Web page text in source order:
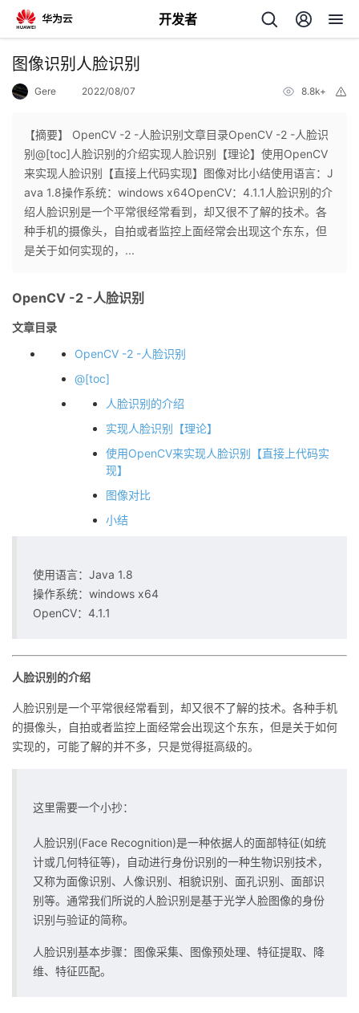
开发者
返
个
人
页
我
开
发
坛
圈
子
的
直
播
我
的
活
我
的
注
我
的
开
的
我
的
我
我
技
的
图像识别人脸识别
Gere 2022/08/07 8.8k+
【摘要】 OpenCV -2 -人脸识别文章目录OpenCV -2 -人脸识
别@[toc]人脸识别的介绍实现人脸识别【理论】使用OpenCV
来实现人脸识别【直接上代码实现】图像对比小结使用语言：J
ava 1.8操作系统：windows x64OpenCV：4.1.1人脸识别的介
绍人脸识别是一个平常很经常看到，却又很不了解的技术。各
种手机的摄像头，自拍或者监控上面经常会出现这个东东，但
是关于如何实现的，...
OpenCV -2 -人脸识别
文章目录
OpenCV -2 -人脸识别
@[toc]
人脸识别的介绍
实现人脸识别【理论】
使用OpenCV来实现人脸识别【直接上代码实
现】
图像对比
小结
使用语言：Java 1.8
操作系统：windows x64
OpenCV：4.1.1
人脸识别的介绍
人脸识别是一个平常很经常看到，却又很不了解的技术。各种手机
的摄像头，自拍或者监控上面经常会出现这个东东，但是关于如何
实现的，可能了解的并不多，只是觉得挺高级的。
这里需要一个小抄：
人脸识别(Face Recognition)是一种依据人的面部特征(如统
计或几何特征等)，自动进行身份识别的一种生物识别技术，
又称为面像识别、人像识别、相貌识别、面孔识别、面部识
别等。通常我们所说的人脸识别是基于光学人脸图像的身份
识别与验证的简称。
人脸识别基本步骤：图像采集、图像预处理、特征提取、降
维、特征匹配。